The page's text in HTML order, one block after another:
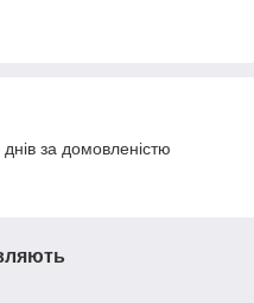
за домовленістю